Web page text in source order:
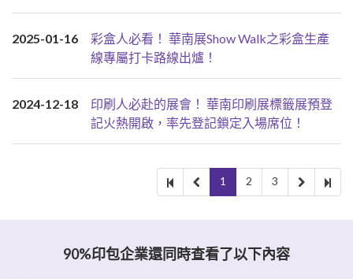
2025-01-16
彩盒人必看！ 華南展Show Walk之彩盒生產
線專屬打卡路線出爐！
2024-12-18
印刷人必赴的展會！ 華南印刷展標籤展預登
記火熱開啟，率先登記鎖定入場席位！
1 2 3
90%印包企業還同時查看了以下內容